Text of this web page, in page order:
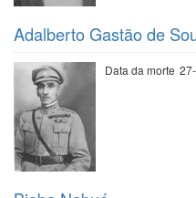
Adalberto Gastão de
Data da morte